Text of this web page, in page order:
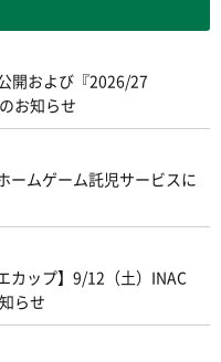
開および『2026/27
お知らせ
ムゲーム託児サービスに
カップ】9/12（土）INAC
らせ